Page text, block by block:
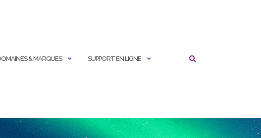
& MARQUES SUPPORT EN LIGNE